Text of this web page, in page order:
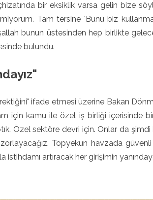
bir eksiklik varsa gelin bize
Tam tersine 'Bunu biz
bunun üstesinden hep birlikte
bulundu.
ifade etmesi üzerine Bakan
için kamu ile özel iş birliği içerisinde
Özel sektöre devri için. Onlar da şimdi
Topyekun havzada
istihdamı artıracak her girişimin